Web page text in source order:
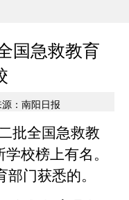
国急救教育
：南阳日报
批全国急救教
校榜上有名。
门获悉的。